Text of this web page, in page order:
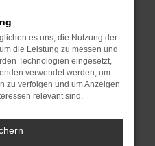
vorübergehende
Browser und dein
neuesten Stand
nicht nur ein
kann auch dazu
es uns, die Nutzung der
die Leistung zu messen und
Technologien eingesetzt,
verwendet werden, um
zu verfolgen und um Anzeigen
relevant sind.